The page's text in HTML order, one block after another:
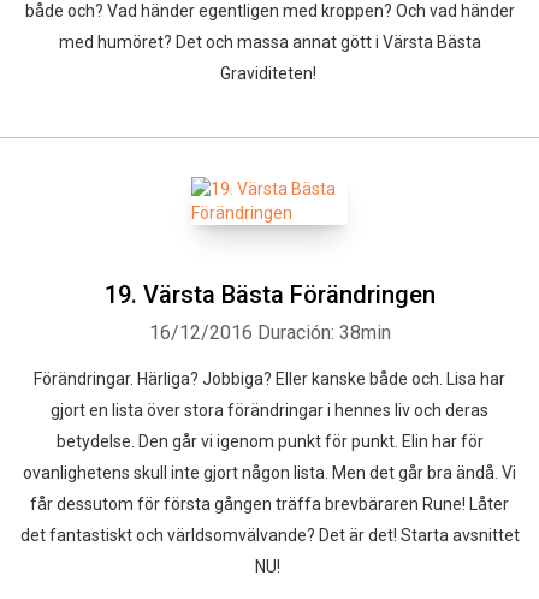
både och? Vad händer egentligen med kroppen? Och vad händer
med humöret? Det och massa annat gött i Värsta Bästa
Graviditeten!
19. Värsta Bästa Förändringen
16/12/2016 Duración: 38min
Förändringar. Härliga? Jobbiga? Eller kanske både och. Lisa har
gjort en lista över stora förändringar i hennes liv och deras
betydelse. Den går vi igenom punkt för punkt. Elin har för
ovanlighetens skull inte gjort någon lista. Men det går bra ändå. Vi
får dessutom för första gången träffa brevbäraren Rune! Låter
det fantastiskt och världsomvälvande? Det är det! Starta avsnittet
NU!